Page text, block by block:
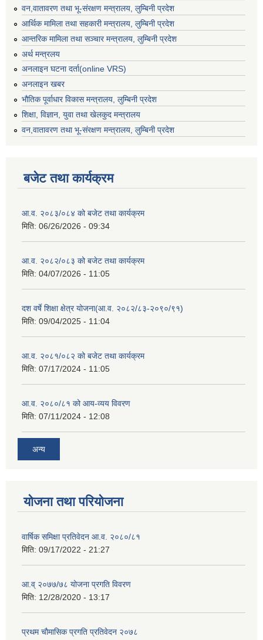
वन,वातावरण तथा भू-संरक्षण मन्त्रालय, लुम्बिनी प्रदेश
आर्थिक मामिला तथा सहकारी मन्त्रालय, लुम्बिनी प्रदेश
आन्तरिक मामिला तथा सञ्चार मन्त्रालय, लुम्बिनी प्रदेश
अर्थ मन्त्रलय
अनलाइन घटना दर्ता(online VRS)
अनलाइन खबर
भौतिक पूर्वाधार विकास मन्त्रालय, लुम्बिनी प्रदेश
शिक्षा, विज्ञान, युवा तथा खेलकुद मन्‍‍त्रालय
वन,वातावरण तथा भू-संरक्षण मन्त्रालय, लुम्बिनी प्रदेश
बजेट तथा कार्यक्रम
आ.व. २०८३/०८४ को बजेट तथा कार्यक्रम
मिति: 06/26/2026 - 09:34
आ.व. २०८२/०८३ को बजेट तथा कार्यक्रम
मिति: 04/07/2026 - 11:05
दश वर्षे शिक्षा क्षेत्र योजना(आ.व. २०८२/८३-२०९०/९१)
मिति: 09/04/2025 - 11:04
आ.व. २०८१/०८२ को बजेट तथा कार्यक्रम
मिति: 07/17/2024 - 11:05
आ.व. २०८०/८१ को आय-व्यय विवरण
मिति: 07/11/2024 - 12:08
अन्य
योजना तथा परियोजना
वार्षिक समिक्षा प्रतिवेदन आ.व. २०८०/८१
मिति: 09/17/2022 - 21:27
आ.व् २०७७/७८ योजना प्रगति विवरण
मिति: 12/28/2020 - 13:17
प्रथम चाैमासिक प्रगति प्रतिवेदन २०७८